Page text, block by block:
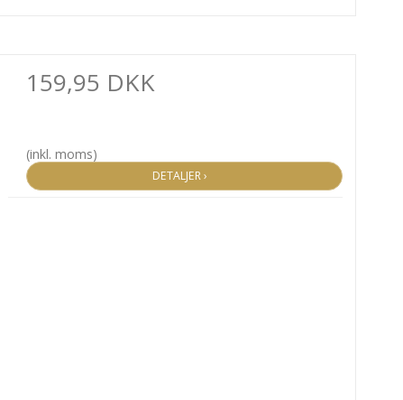
159,95 DKK
(inkl. moms)
DETALJER ›